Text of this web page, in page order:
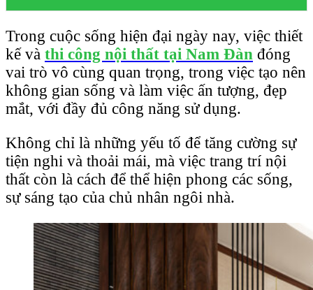
Trong cuộc sống hiện đại ngày nay, việc thiết
kế và thi công nội thất tại Nam Đàn đóng
vai trò vô cùng quan trọng, trong việc tạo nên
không gian sống và làm việc ấn tượng, đẹp
mắt, với đầy đủ công năng sử dụng.
Không chỉ là những yếu tố để tăng cường sự
tiện nghi và thoải mái, mà việc trang trí nội
thất còn là cách để thể hiện phong các sống,
sự sáng tạo của chủ nhân ngôi nhà.